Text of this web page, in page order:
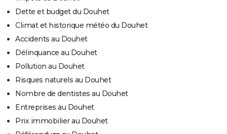
Dette et budget du Douhet
Climat et historique météo du Douhet
Accidents au Douhet
Délinquance au Douhet
Pollution au Douhet
Risques naturels au Douhet
Nombre de dentistes au Douhet
Entreprises au Douhet
Prix immobilier au Douhet